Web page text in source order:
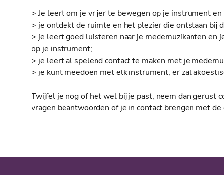
> Je leert om je vrijer te bewegen op je instrument
> je ontdekt de ruimte en het plezier die ontstaan bij
> je leert goed luisteren naar je medemuzikanten
op je instrument;
> je leert al spelend contact te maken met je
> je kunt meedoen met elk instrument, er zal
Twijfel je nog of het wel bij je past, neem dan gerust
vragen beantwoorden of je in contact brengen met de